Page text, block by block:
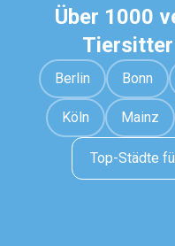
Über 1000
Berlin Bonn
Köln Mainz
Top-Städte